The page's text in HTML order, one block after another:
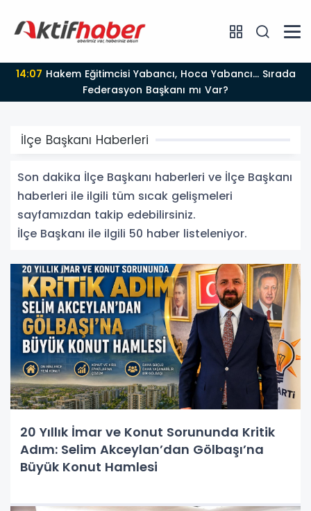
11:23KEÇİÖREN BELEDİYESİ’NDEN AİLELERE ETKİLİ
EBEVEYNLİK EĞİTİMİ
İlçe Başkanı Haberleri
Son dakika İlçe Başkanı haberleri ve İlçe Başkanı
haberleri ile ilgili tüm sıcak gelişmeleri
sayfamızdan takip edebilirsiniz.
İlçe Başkanı ile ilgili 50 haber listeleniyor.
20 Yıllık İmar ve Konut Sorununda Kritik
Adım: Selim Akceylan’dan Gölbaşı’na
Büyük Konut Hamlesi